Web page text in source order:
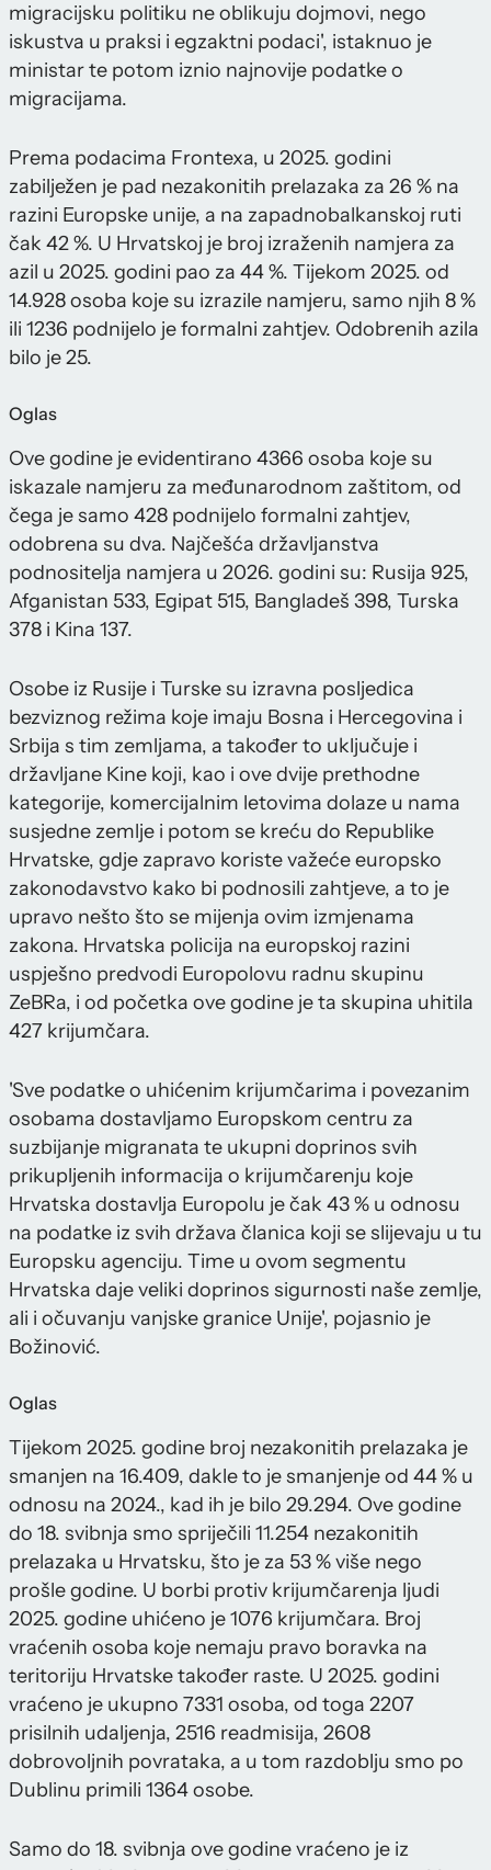
migracijsku politiku ne oblikuju dojmovi, nego
iskustva u praksi i egzaktni podaci', istaknuo je
ministar te potom iznio najnovije podatke o
migracijama.
Prema podacima Frontexa, u 2025. godini
zabilježen je pad nezakonitih prelazaka za 26 % na
razini Europske unije, a na zapadnobalkanskoj ruti
čak 42 %. U Hrvatskoj je broj izraženih namjera za
azil u 2025. godini pao za 44 %. Tijekom 2025. od
14.928 osoba koje su izrazile namjeru, samo njih 8 %
ili 1236 podnijelo je formalni zahtjev. Odobrenih azila
bilo je 25.
Oglas
Ove godine je evidentirano 4366 osoba koje su
iskazale namjeru za međunarodnom zaštitom, od
čega je samo 428 podnijelo formalni zahtjev,
odobrena su dva. Najčešća državljanstva
podnositelja namjera u 2026. godini su: Rusija 925,
Afganistan 533, Egipat 515, Bangladeš 398, Turska
378 i Kina 137.
Osobe iz Rusije i Turske su izravna posljedica
bezviznog režima koje imaju Bosna i Hercegovina i
Srbija s tim zemljama, a također to uključuje i
državljane Kine koji, kao i ove dvije prethodne
kategorije, komercijalnim letovima dolaze u nama
susjedne zemlje i potom se kreću do Republike
Hrvatske, gdje zapravo koriste važeće europsko
zakonodavstvo kako bi podnosili zahtjeve, a to je
upravo nešto što se mijenja ovim izmjenama
zakona. Hrvatska policija na europskoj razini
uspješno predvodi Europolovu radnu skupinu
ZeBRa, i od početka ove godine je ta skupina uhitila
427 krijumčara.
'Sve podatke o uhićenim krijumčarima i povezanim
osobama dostavljamo Europskom centru za
suzbijanje migranata te ukupni doprinos svih
prikupljenih informacija o krijumčarenju koje
Hrvatska dostavlja Europolu je čak 43 % u odnosu
na podatke iz svih država članica koji se slijevaju u tu
Europsku agenciju. Time u ovom segmentu
Hrvatska daje veliki doprinos sigurnosti naše zemlje,
ali i očuvanju vanjske granice Unije', pojasnio je
Božinović.
Oglas
Tijekom 2025. godine broj nezakonitih prelazaka je
smanjen na 16.409, dakle to je smanjenje od 44 % u
odnosu na 2024., kad ih je bilo 29.294. Ove godine
do 18. svibnja smo spriječili 11.254 nezakonitih
prelazaka u Hrvatsku, što je za 53 % više nego
prošle godine. U borbi protiv krijumčarenja ljudi
2025. godine uhićeno je 1076 krijumčara. Broj
vraćenih osoba koje nemaju pravo boravka na
teritoriju Hrvatske također raste. U 2025. godini
vraćeno je ukupno 7331 osoba, od toga 2207
prisilnih udaljenja, 2516 readmisija, 2608
dobrovoljnih povrataka, a u tom razdoblju smo po
Dublinu primili 1364 osobe.
Samo do 18. svibnja ove godine vraćeno je iz